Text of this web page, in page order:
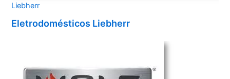
Liebherr
Eletrodomésticos Liebherr